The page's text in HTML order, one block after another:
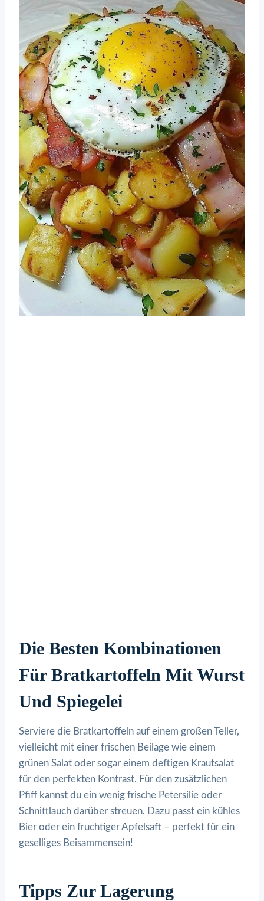
Die Besten Kombinationen
Für Bratkartoffeln Mit Wurst
Und Spiegelei
Serviere die Bratkartoffeln auf einem großen Teller,
vielleicht mit einer frischen Beilage wie einem
grünen Salat oder sogar einem deftigen Krautsalat
für den perfekten Kontrast. Für den zusätzlichen
Pfiff kannst du ein wenig frische Petersilie oder
Schnittlauch darüber streuen. Dazu passt ein kühles
Bier oder ein fruchtiger Apfelsaft – perfekt für ein
geselliges Beisammensein!
Tipps Zur Lagerung